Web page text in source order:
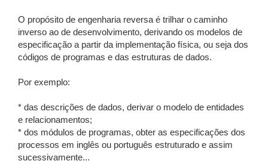
O propósito de engenharia reversa é trilhar o caminho
inverso ao de desenvolvimento, derivando os modelos de
especificação a partir da implementação física, ou seja dos
códigos de programas e das estruturas de dados.
Por exemplo:
* das descrições de dados, derivar o modelo de entidades
e relacionamentos;
* dos módulos de programas, obter as especificações dos
processos em inglês ou português estruturado e assim
sucessivamente...